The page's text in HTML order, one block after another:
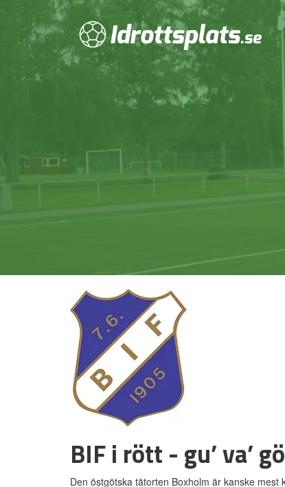
BIF i rött - gu’ va’
Den östgötska tätorten Boxholm är kanske